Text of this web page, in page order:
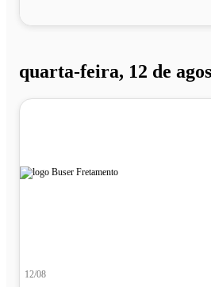
quarta-feira, 12 de
12/08